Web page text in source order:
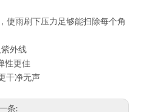
使雨刷下压力足够能扫除每个角
外线
性更佳
干净无声
一条: